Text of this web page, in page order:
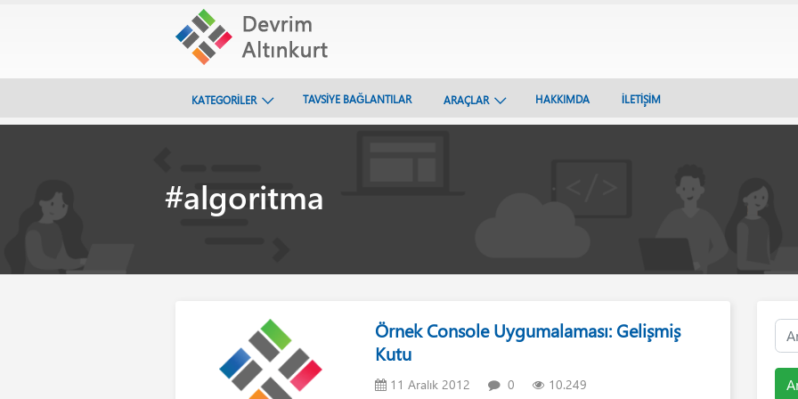
KATEGORİLER TAVSİYE BAĞLANTILAR ARAÇLAR HAKKIMDA İLETİŞİM
#algoritma
Örnek Console Uygumalaması: Gelişmiş
Kutu
11 Aralık 2012 0 10.249